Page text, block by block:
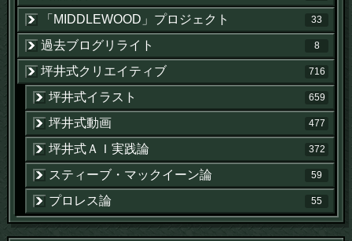
「MIDDLEWOOD」プロジェクト 33
過去ブログリライト 8
坪井式クリエイティブ 716
坪井式イラスト 659
坪井式動画 477
坪井式ＡＩ実践論 372
スティーブ・マックイーン論 59
プロレス論 55